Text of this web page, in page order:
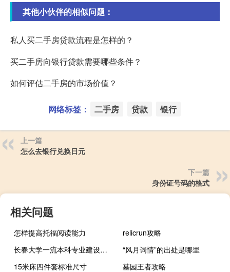
其他小伙伴的相似问题：
私人买二手房贷款流程是怎样的？
买二手房向银行贷款需要哪些条件？
如何评估二手房的市场价值？
网络标签： 二手房 贷款 银行
上一篇
怎么去银行兑换日元
下一篇
身份证号码的格式
相关问题
怎样提高托福阅读能力
relicrun攻略
长春大学一流本科专业建设名单
“风月词情”的出处是哪里
15米床四件套标准尺寸
墓园王者攻略